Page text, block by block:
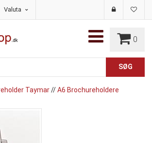
Valuta
0
Taymar//A6 Brochureholdere